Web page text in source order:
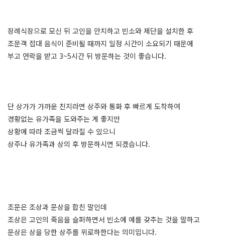
장례식장으로 모신 뒤 고인을 안치하고 빈소와 제단을 설치한 후
조문객 접대 음식이 준비될 때까지 일정 시간이 소요되기 때문에
부고 연락을 받고 3~5시간 뒤 방문하는 것이 좋습니다.
단 상가가 가까운 친지라면 상주와 통화 후 빠르게 도착하여
경황없는 유가족을 도와주는 게 좋지만
상황에 따라 조금씩 달라질 수 있으니
상주나 유가족과 상의 후 방문하시면 되겠습니다.
조문은 조상과 문상을 합친 말인데
조상은 고인의 죽음을 슬퍼하면서 빈소에 예를 갖추는 것을 말하고
문상은 상을 당한 상주를 위로하한다는 의미입니다.